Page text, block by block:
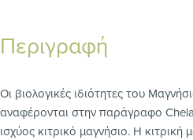
Περιγραφή
Οι βιολογικές ιδιότητες του
αναφέρονται στην παράγραφο
ισχύος κιτρικό μαγνήσιο. Η